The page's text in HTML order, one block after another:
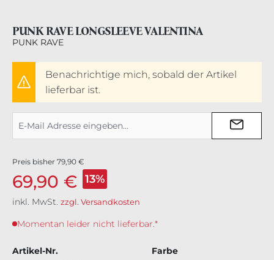
PUNK RAVE LONGSLEEVE VALENTINA
PUNK RAVE
Benachrichtige mich, sobald der Artikel
lieferbar ist.
Preis bisher 79,90 €
69,90 € 13%
inkl. MwSt. zzgl. Versandkosten
Momentan leider nicht lieferbar.*
Artikel-Nr.
Farbe